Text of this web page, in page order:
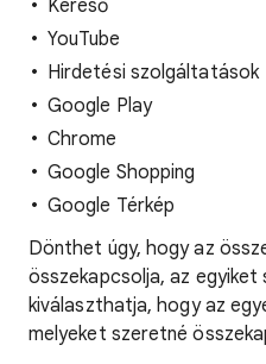
Kereső
YouTube
Hirdetési szolgáltatások
Google Play
Chrome
Google Shopping
Google Térkép
Dönthet úgy, hogy az
összekapcsolja, az egyiket
kiválaszthatja, hogy az
melyeket szeretné